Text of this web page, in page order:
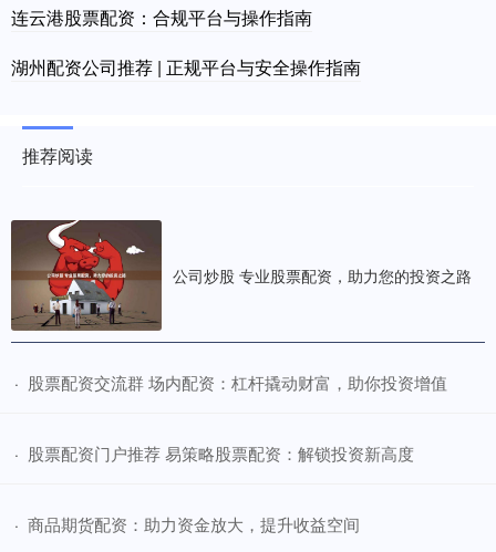
连云港股票配资：合规平台与操作指南
湖州配资公司推荐 | 正规平台与安全操作指南
推荐阅读
公司炒股 专业股票配资，助力您的投资之路
· ​股票配资交流群 场内配资：杠杆撬动财富，助你投资增值
· ​股票配资门户推荐 易策略股票配资：解锁投资新高度
· ​商品期货配资：助力资金放大，提升收益空间